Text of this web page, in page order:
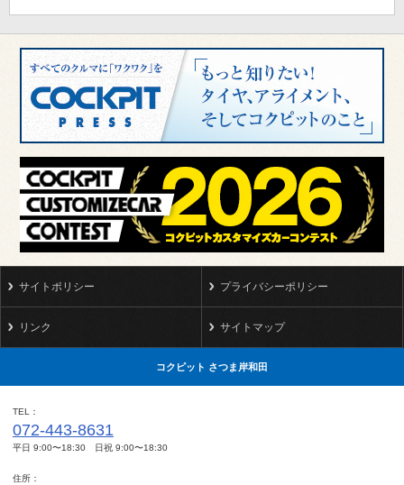
サイトポリシー プライバシーポリシー
リンク サイトマップ
コクピット さつま岸和田
TEL
072-443-8631
平日 9:00〜18:30 日祝 9:00〜18:30
住所